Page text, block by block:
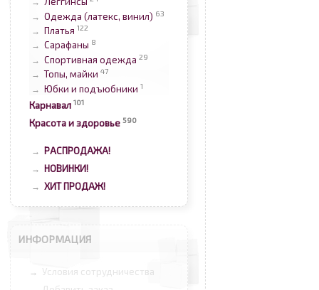
→ Одежда (латекс, винил) 63
→ Платья 122
→ Сарафаны 8
→ Спортивная одежда 29
→ Топы, майки 47
→ Юбки и подъюбники 1
Карнавал 101
Красота и здоровье 590
→ РАСПРОДАЖА!
→ НОВИНКИ!
→ ХИТ ПРОДАЖ!
ИНФОРМАЦИЯ
→ Условия сотрудничества